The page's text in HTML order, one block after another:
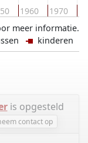
1960 1970
meer informatie.
kinderen
is opgesteld
contact op